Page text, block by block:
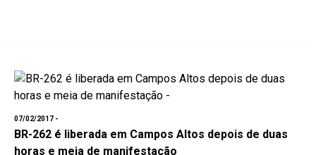
07/02/2017 -
BR-262 é liberada em Campos Altos depois de duas
horas e meia de manifestação